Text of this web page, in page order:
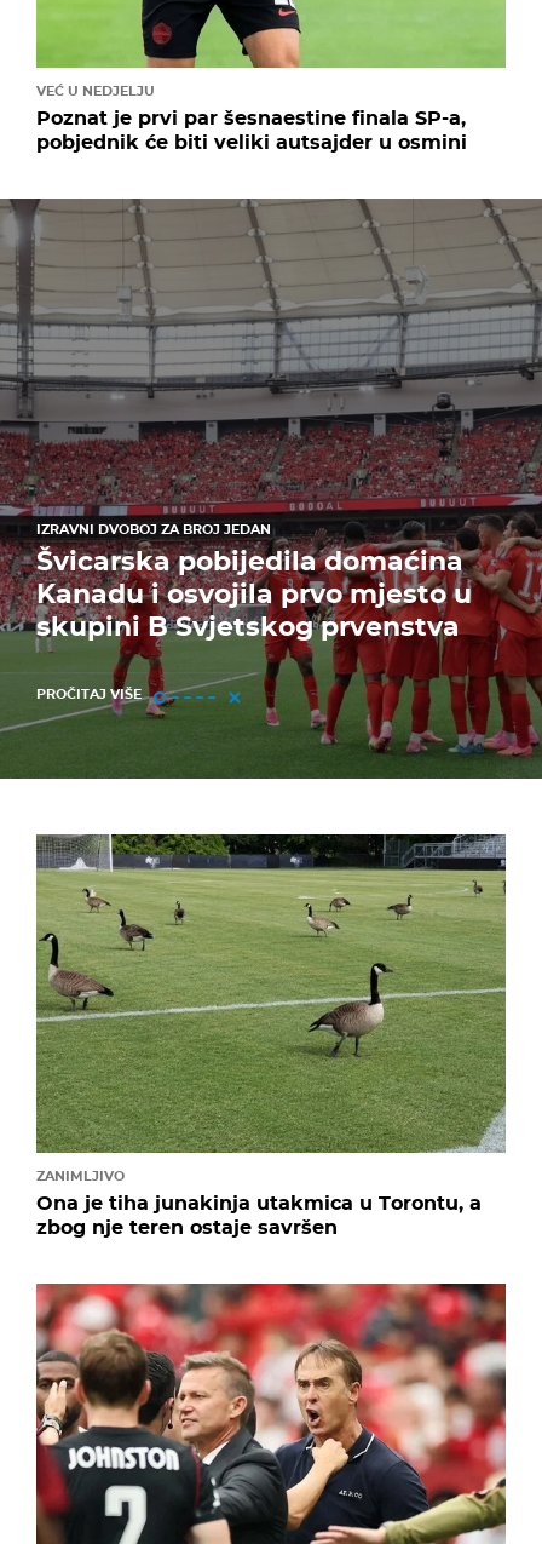
VEĆ U NEDJELJU
Poznat je prvi par šesnaestine finala SP-a,
pobjednik će biti veliki autsajder u osmini
IZRAVNI DVOBOJ ZA BROJ JEDAN
Švicarska pobijedila domaćina
Kanadu i osvojila prvo mjesto u
skupini B Svjetskog prvenstva
PROČITAJ VIŠE
ZANIMLJIVO
Ona je tiha junakinja utakmica u Torontu, a
zbog nje teren ostaje savršen